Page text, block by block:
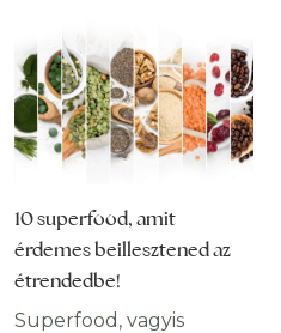
10 superfood, amit
érdemes beillesztened az
étrendedbe!
Superfood, vagyis